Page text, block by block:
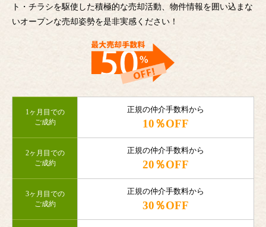
ト・チラシを駆使した積極的な売却活動、 物件情報を囲い込まな
いオープンな売却姿勢を是非実感ください！
1ヶ月目での
ご成約
正規の仲介手数料から
10％OFF
2ヶ月目での
ご成約
正規の仲介手数料から
20％OFF
3ヶ月目での
ご成約
正規の仲介手数料から
30％OFF